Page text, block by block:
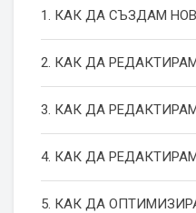
1. КАК ДА СЪЗДАМ
2. КАК ДА
3. КАК ДА
4. КАК ДА
5. КАК ДА